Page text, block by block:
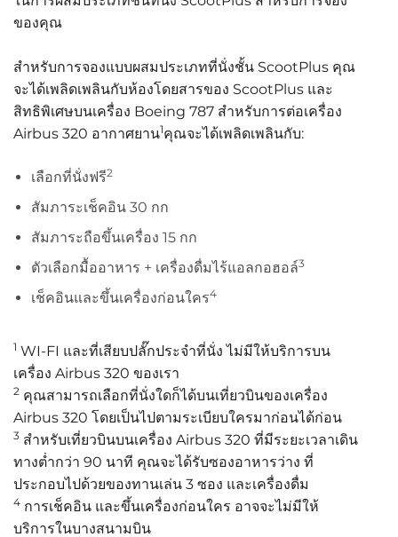
ของคุณ
สำหรับการจองแบบผสมประเภทที่นั่งชั้น ScootPlus คุณ
จะได้เพลิดเพลินกับห้องโดยสารของ ScootPlus และ
สิทธิพิเศษบนเครื่อง Boeing 787 สำหรับการต่อเครื่อง
Airbus 320 อากาศยาน1คุณจะได้เพลิดเพลินกับ:
เลือกที่นั่งฟรี2
สัมภาระเช็คอิน 30 กก
สัมภาระถือขึ้นเครื่อง 15 กก
ตัวเลือกมื้ออาหาร + เครื่องดื่มไร้แอลกอฮอล์3
เช็คอินและขึ้นเครื่องก่อนใคร4
1 WI-FI และที่เสียบปลั๊กประจำที่นั่ง ไม่มีให้บริการบน
เครื่อง Airbus 320 ของเรา
2 คุณสามารถเลือกที่นั่งใดก็ได้บนเที่ยวบินของเครื่อง
Airbus 320 โดยเป็นไปตามระเบียบใครมาก่อนได้ก่อน
3 สำหรับเที่ยวบินบนเครื่อง Airbus 320 ที่มีระยะเวลาเดิน
ทางต่ำกว่า 90 นาที คุณจะได้รับซองอาหารว่าง ที่
ประกอบไปด้วยของทานเล่น 3 ซอง และเครื่องดื่ม
4 การเช็คอิน และขึ้นเครื่องก่อนใคร อาจจะไม่มีให้
บริการในบางสนามบิน